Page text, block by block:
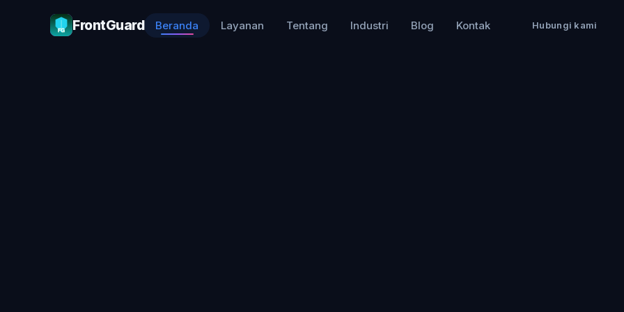
FrontGuard Beranda Layanan Tentang Industri Blog Kontak Hubungi kami